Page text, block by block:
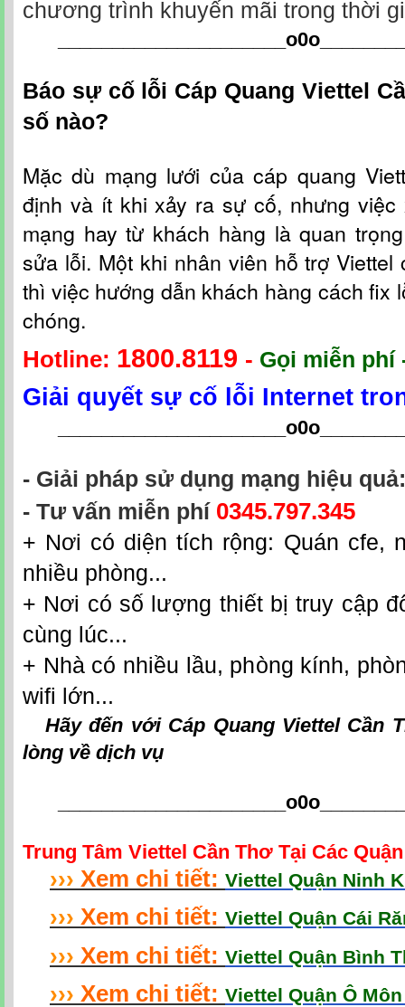
chương trình khuyến mãi trong thời
_____________________o0o
Báo sự cố lỗi Cáp Quang Viettel
số nào?
Mặc dù mạng lưới củacáp quang
định và ít khi xảy ra sự cố, nhưng
mạng hay từ khách hàng là quan
sửa lỗi. Một khi nhân viên hỗ trợViettel
thì việc hướng dẫn khách hàng cách fix
chóng.
Hotline: 1800.8119 - Gọi miễn phí
Giải quyết sự cố lỗi Internet
_____________________o0o
- Giải pháp sử dụng mạng hiệu quả:
- Tư vấn miễn phí 0345.797.345
+ Nơi có diện tích rộng: Quán cfe,
nhiều phòng...
+ Nơi có số lượng thiết bị truy cập
cùng lúc...
+ Nhà có nhiều lầu, phòng kính,
wifi lớn...
Hãy đến với Cáp Quang Viettel Cần
lòng về dịch vụ
_____________________o0o
Trung Tâm Viettel Cần Thơ Tại Các
››› Xem chi tiết: Viettel Quận Ninh
››› Xem chi tiết: Viettel Quận Cái
››› Xem chi tiết: Viettel Quận Bình
››› Xem chi tiết: Viettel Quận Ô